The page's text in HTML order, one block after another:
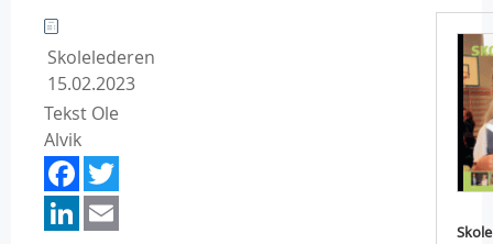
Skolelederen
15.02.2023
Tekst Ole
Alvik
Facebook
LinkedIn